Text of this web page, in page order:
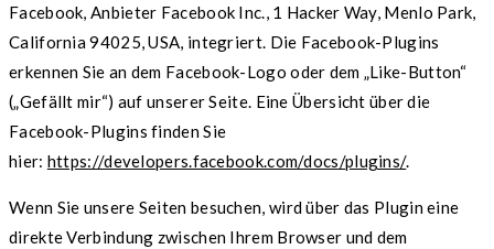
Facebook, Anbieter Facebook Inc., 1 Hacker Way, Menlo Park,
California 94025, USA, integriert. Die Facebook-Plugins
erkennen Sie an dem Facebook-Logo oder dem „Like-Button“
(„Gefällt mir“) auf unserer Seite. Eine Übersicht über die
Facebook-Plugins finden Sie
hier: https://developers.facebook.com/docs/plugins/.
Wenn Sie unsere Seiten besuchen, wird über das Plugin eine
direkte Verbindung zwischen Ihrem Browser und dem